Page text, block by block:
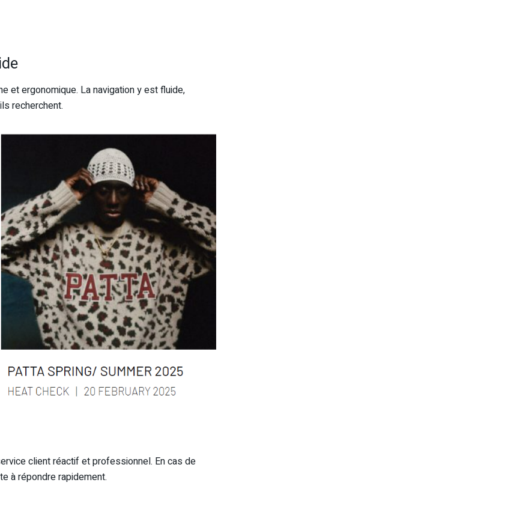
et ergonomique. La navigation y est fluide,
recherchent.
client réactif et professionnel. En cas de
à répondre rapidement.